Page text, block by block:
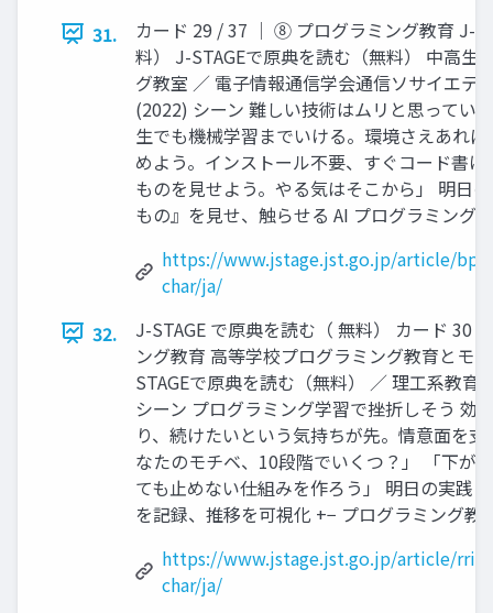
31.
カード 29 / 37 │ ⑧ プログラミング教育 J-
料） J-STAGEで原典を読む（無料） 中高生
グ教室 ／ 電子情報通信学会通信ソサイエテ
(2022) シーン 難しい技術はムリと思ってい
生でも機械学習までいける。環境さえあれ
めよう。インストール不要、すぐコード書
ものを見せよう。やる気はそこから」 明日
もの』を見せ、触らせる AI プログラミング
https://www.jstage.jst.go.jp/article/
char/ja/
32.
J-STAGE で原典を読む（ 無料） カード 30
ング教育 高等学校プログラミング教育とモ
STAGEで原典を読む（無料） ／ 理工系教育
シーン プログラミング学習で挫折しそう 効
り、続けたいという気持ちが先。情意面を
なたのモチベ、10段階でいくつ？」 「下が
ても止めない仕組みを作ろう」 明日の実践
を記録、推移を可視化 +− プログラミング教
https://www.jstage.jst.go.jp/article/
char/ja/